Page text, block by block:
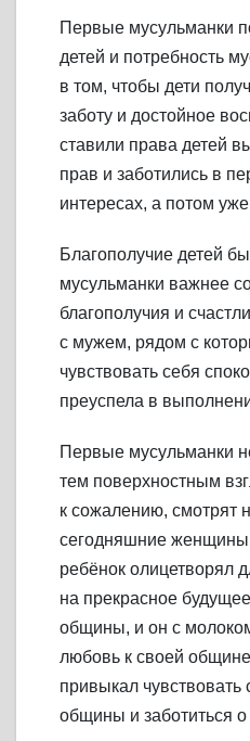
Первые мусульманки
детей и потребность
в том, чтобы дети
заботу и достойное
ставили права детей
прав и заботились в
интересах, а потом
Благополучие детей
мусульманки важнее
благополучия и
с мужем, рядом с
чувствовать себя
преуспела в
Первые мусульманки
тем поверхностным
к сожалению, смотрят
сегодняшние
ребёнок олицетворял
на прекрасное
общины, и он с
любовь к своей
привыкал чувствовать
общины и заботиться о